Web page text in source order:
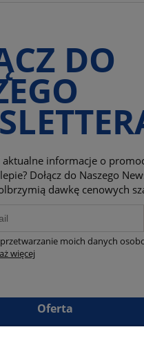
DO
aktualne informacje o
Dołącz do Naszego
dawkę cenowych
moich danych
więcej
Oferta